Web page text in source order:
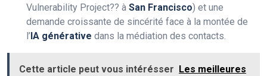
Vulnerability Project?? à San Francisco) et une
demande croissante de sincérité face à la montée de
l’ IA générative dans la médiation des contacts.
Cette article peut vous intérésser
Les meilleures